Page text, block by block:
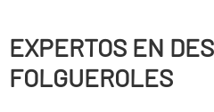
EXPERTOS EN
FOLGUEROLES